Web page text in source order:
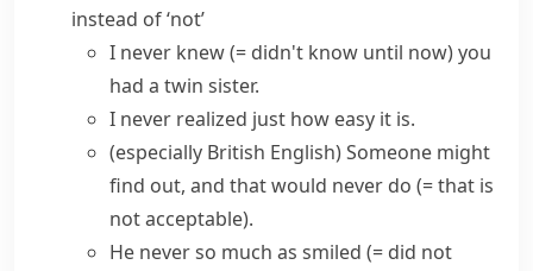
instead of ‘not’
I never knew(= didn't know until now)you
had a twin sister.
I never realized just how easy it is.
(especially British English)Someone might
find out, and thatwould never do (= that is
not acceptable).
He never so much as smiled (= did not